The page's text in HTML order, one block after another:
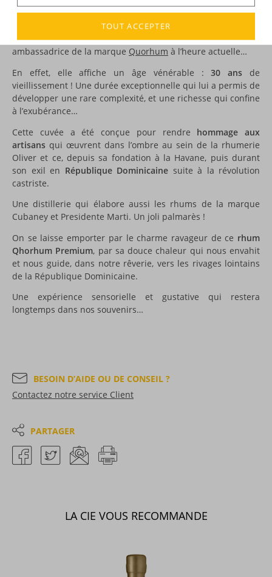
DESCRIPTION
Cette cuvéeFundadorest probablement la meilleure
ambassadrice de la marque Quorhum à l’heure actuelle…
En effet, elle affiche un âge vénérable :30 ans de
vieillissement ! Une durée exceptionnelle qui lui a permis de
développer une rare complexité, et une richesse qui confine
à l’exubérance…
Cette cuvée a été conçue pour rendre hommage aux
artisans qui œuvrent dans l’ombre au sein de la rhumerie
Oliver et ce, depuis sa fondation à la Havane, puis durant
son exil en République Dominicaine suite à la révolution
castriste.
Une distillerie qui élabore aussi les rhums de la marque
Cubaney et Presidente Marti. Un joli palmarès !
On se laisse emporter par le charme ravageur de ce rhum
Qhorhum Premium, par sa douce chaleur qui nous envahit
et nous guide, dans notre rêverie, vers les rivages lointains
de la République Dominicaine.
Une expérience sensorielle et gustative qui restera
longtemps dans nos souvenirs…
BESOIN D’AIDE OU DE CONSEIL ?
Contactez notre service Client
PARTAGER
LA CIE VOUS RECOMMANDE
TOUT ACCEPTER